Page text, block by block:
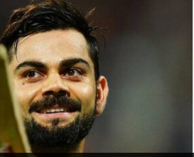
के नाम है
ऐसा करने वाले
01:50 pm
(RCB) के बल्लेबाजविराट कोहली